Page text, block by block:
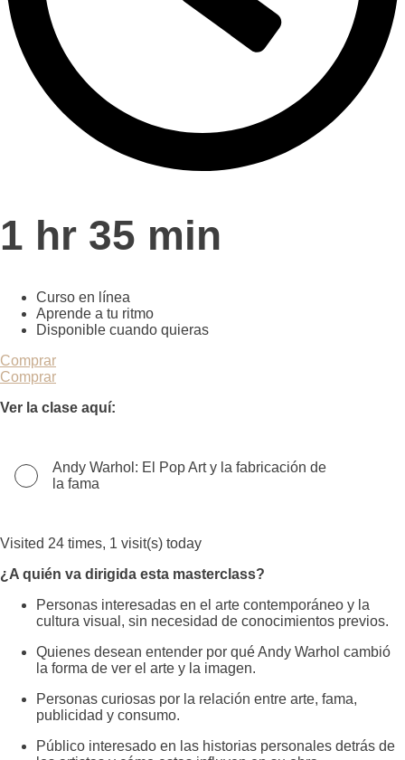
1 hr 35 min
Curso en línea
Aprende a tu ritmo
Disponible cuando quieras
Comprar
Comprar
Ver la clase aquí:
Andy Warhol: El Pop Art y la fabricación de
la fama
Visited 24 times, 1 visit(s) today
¿A quién va dirigida esta masterclass?
Personas interesadas en el arte contemporáneo y la
cultura visual, sin necesidad de conocimientos previos.
Quienes desean entender por qué Andy Warhol cambió
la forma de ver el arte y la imagen.
Personas curiosas por la relación entre arte, fama,
publicidad y consumo.
Público interesado en las historias personales detrás de